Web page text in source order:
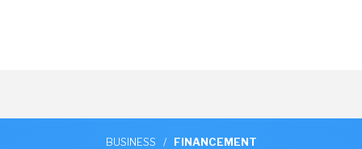
BUSINESS / FINANCEMENT